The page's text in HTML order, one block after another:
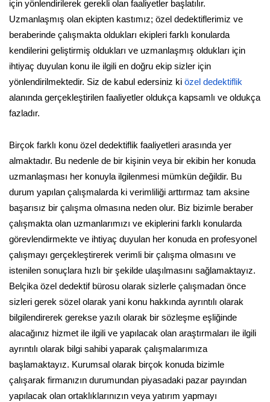
için yönlendirilerek gerekli olan faaliyetler başlatılır.
Uzmanlaşmış olan ekipten kastımız; özel dedektiflerimiz ve
beraberinde çalışmakta oldukları ekipleri farklı konularda
kendilerini geliştirmiş oldukları ve uzmanlaşmış oldukları için
ihtiyaç duyulan konu ile ilgili en doğru ekip sizler için
yönlendirilmektedir. Siz de kabul edersiniz ki özel dedektiflik
alanında gerçekleştirilen faaliyetler oldukça kapsamlı ve oldukça
fazladır.
Birçok farklı konu özel dedektiflik faaliyetleri arasında yer
almaktadır. Bu nedenle de bir kişinin veya bir ekibin her konuda
uzmanlaşması her konuyla ilgilenmesi mümkün değildir. Bu
durum yapılan çalışmalarda ki verimliliği arttırmaz tam aksine
başarısız bir çalışma olmasına neden olur. Biz bizimle beraber
çalışmakta olan uzmanlarımızı ve ekiplerini farklı konularda
görevlendirmekte ve ihtiyaç duyulan her konuda en profesyonel
çalışmayı gerçekleştirerek verimli bir çalışma olmasını ve
istenilen sonuçlara hızlı bir şekilde ulaşılmasını sağlamaktayız.
Belçika özel dedektif bürosu olarak sizlerle çalışmadan önce
sizleri gerek sözel olarak yani konu hakkında ayrıntılı olarak
bilgilendirerek gerekse yazılı olarak bir sözleşme eşliğinde
alacağınız hizmet ile ilgili ve yapılacak olan araştırmaları ile ilgili
ayrıntılı olarak bilgi sahibi yaparak çalışmalarımıza
başlamaktayız. Kurumsal olarak birçok konuda bizimle
çalışarak firmanızın durumundan piyasadaki pazar payından
yapılacak olan ortaklıklarınızın veya yatırım yapmayı